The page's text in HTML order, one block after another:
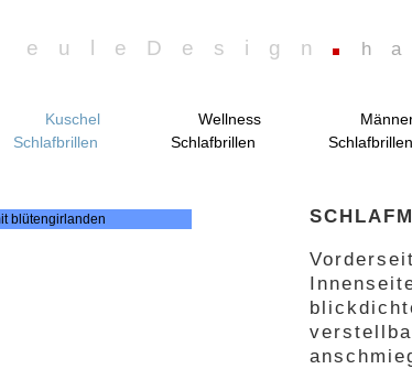
euleDesign
Kuschel
Schlafbrillen
Wellness
Schlafbrillen
Schlafbrillen